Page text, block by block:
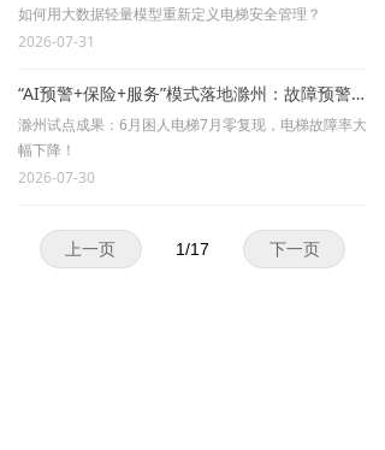
如何用大数据轻量模型重新定义电梯安全管理？
2026-07-31
“AI预警+保险+服务”模式落地滁州：故障预警前置，电梯安全指标全面向好！
滁州试点成果：6月困人电梯7月零复现，电梯故障率大
幅下降！
2026-07-30
上一页 下一页
1/17